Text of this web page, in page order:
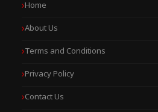
Home
About Us
Terms and Conditions
Privacy Policy
Contact Us